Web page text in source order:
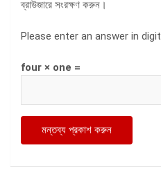
ব্রাউজারে সংরক্ষণ করুন।
Please enter an answer in
four × one =